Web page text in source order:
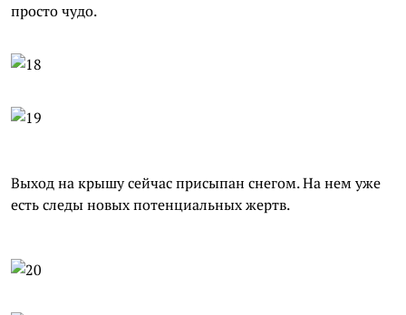
просто чудо.
Выход на крышу сейчас присыпан снегом. На нем уже
есть следы новых потенциальных жертв.